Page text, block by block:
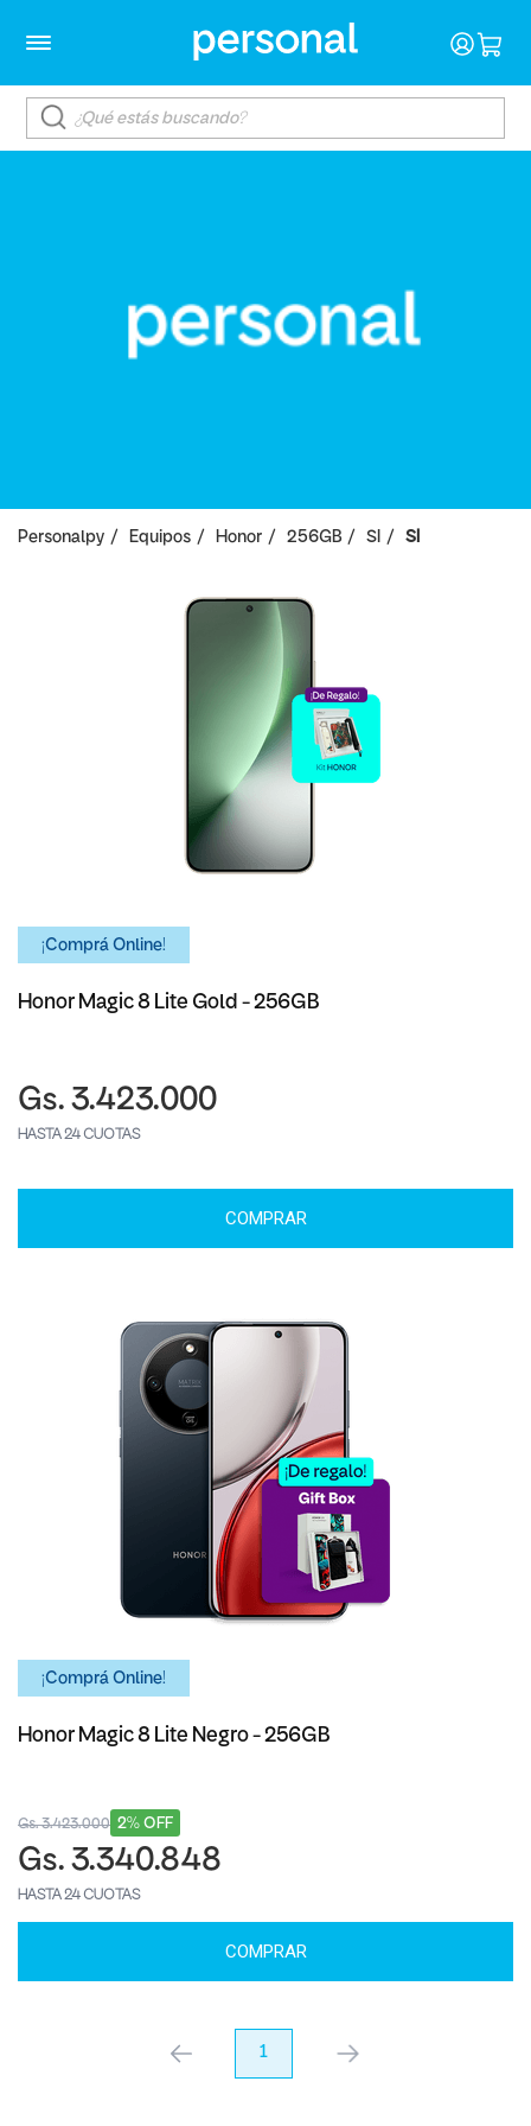
Personalpy Equipos Honor 256GB SI SI
¡Comprá Online!
Honor Magic 8 Lite Gold - 256GB
Gs. 3.423.000
HASTA 24 CUOTAS
COMPRAR
¡Comprá Online!
Honor Magic 8 Lite Negro - 256GB
2% OFF
Gs. 3.423.000
Gs. 3.340.848
HASTA 24 CUOTAS
COMPRAR
anterior 1 próximo